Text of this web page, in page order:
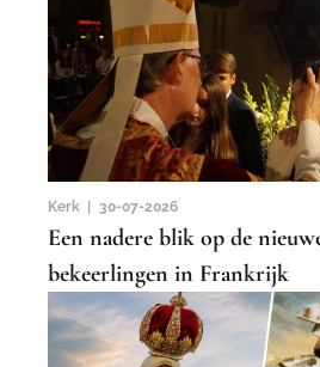
Kerk | 30-07-2026
Een nadere blik op de
bekeerlingen in Frankrijk